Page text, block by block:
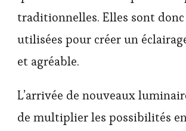
traditionnelles. Elles sont
utilisées pour créer un
et agréable.
L’arrivée de nouveaux
de multiplier les possibilités